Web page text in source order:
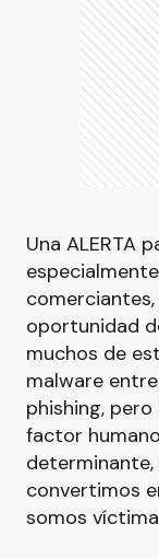
Una ALERTA
oportunidad
muchos de
malware
phishing,
factor
convertimos
somos